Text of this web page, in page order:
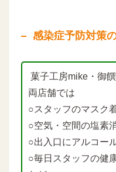
感染症予防対策
菓子工房mike・御
両店舗では
○スタッフのマスク
○空気・空間の塩素
○出入口にアルコー
○毎日スタッフの健